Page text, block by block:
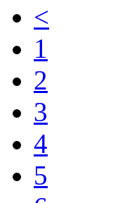
<
1
2
3
4
5